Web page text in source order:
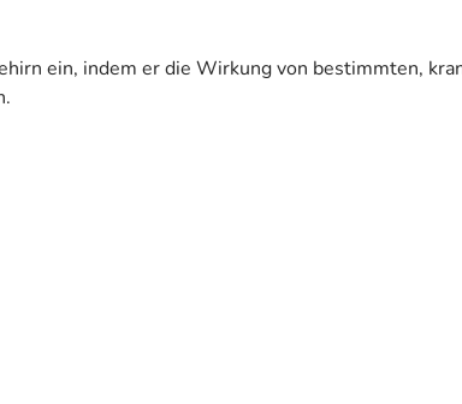
ein, indem er die Wirkung von bestimmten,